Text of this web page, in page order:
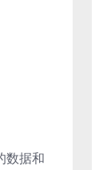
数据和